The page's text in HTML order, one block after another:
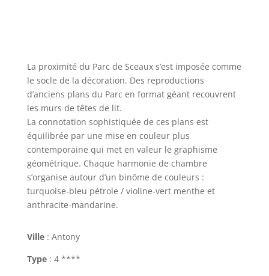
La proximité du Parc de Sceaux s’est imposée comme
le socle de la décoration. Des reproductions
d’anciens plans du Parc en format géant recouvrent
les murs de têtes de lit.
La connotation sophistiquée de ces plans est
équilibrée par une mise en couleur plus
contemporaine qui met en valeur le graphisme
géométrique. Chaque harmonie de chambre
s’organise autour d’un binôme de couleurs :
turquoise-bleu pétrole / violine-vert menthe et
anthracite-mandarine.
Ville: Antony
Type: 4 ****